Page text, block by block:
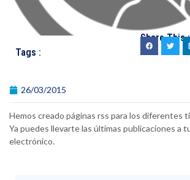
Tags :
Share This :
26/03/2015
Hemos creado páginas rss para los diferentes
Ya puedes llevarte las últimas publicaciones a
electrónico.